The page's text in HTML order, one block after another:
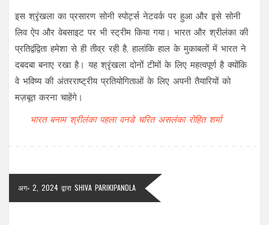
इस श्रृंखला का प्रसारण सोनी स्पोर्ट्स नेटवर्क पर हुआ और इसे सोनी
लिव ऐप और वेबसाइट पर भी स्ट्रीम किया गया। भारत और श्रीलंका की
प्रतिद्वंद्विता हमेशा से ही तीव्र रही है, हालांकि हाल के मुकाबलों में भारत ने
दबदबा बनाए रखा है। यह श्रृंखला दोनों टीमों के लिए महत्वपूर्ण है क्योंकि
वे भविष्य की अंतरराष्ट्रीय प्रतियोगिताओं के लिए अपनी तैयारियों को
मज़बूत करना चाहेंगे।
भारत बनाम श्रीलंका पहला वनडे चरित असलंका रोहित शर्मा
अग॰ 2, 2024 द्वारा SHIVA PARIKIPANDLA